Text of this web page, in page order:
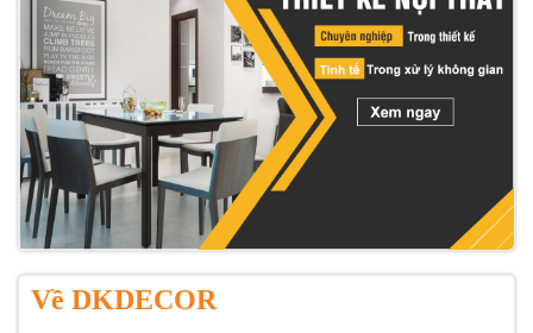
Về DKDECOR